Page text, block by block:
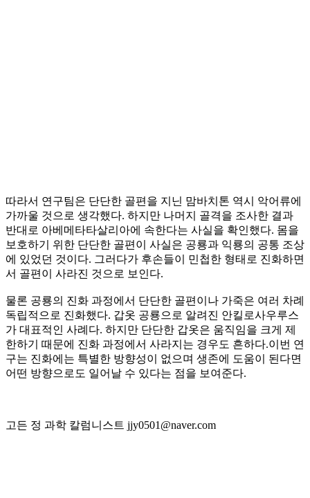
따라서 연구팀은 단단한 골편을 지닌 맘바치톤 역시 악어류에
가까울 것으로 생각했다. 하지만 나머지 골격을 조사한 결과
반대로 아베메타타살리아에 속한다는 사실을 확인했다. 몸을
보호하기 위한 단단한 골편이 사실은 공룡과 익룡의 공통 조상
에 있었던 것이다. 그러다가 후손들이 민첩한 형태로 진화하면
서 골편이 사라진 것으로 보인다.
물론 공룡의 진화 과정에서 단단한 골편이나 가죽은 여러 차례
독립적으로 진화했다. 갑옷 공룡으로 알려진 안킬로사우루스
가 대표적인 사례다. 하지만 단단한 갑옷은 움직임을 크게 제
한하기 때문에 진화 과정에서 사라지는 경우도 흔하다.이번 연
구는 진화에는 특별한 방향성이 없으며 생존에 도움이 된다면
어떤 방향으로도 일어날 수 있다는 점을 보여준다.
고든 정 과학 칼럼니스트 jjy0501@naver.com